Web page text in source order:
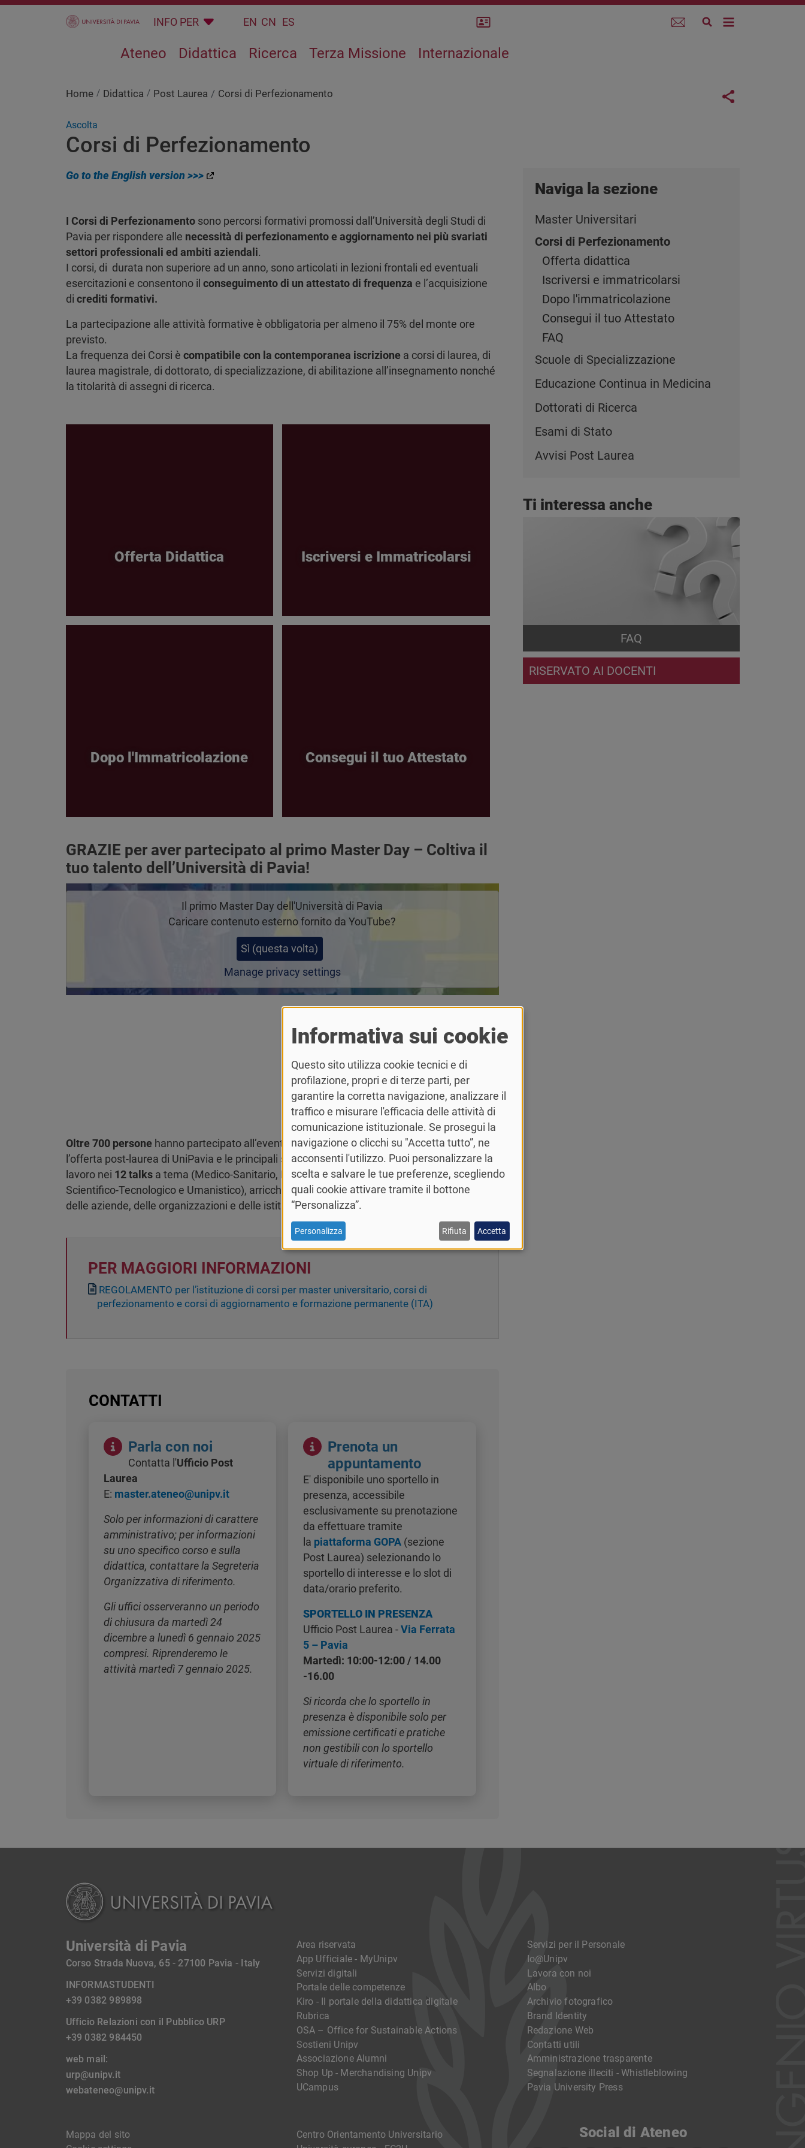
Salta al contenuto principale
INFO PER EN CN ES Webmail
Ateneo Didattica Ricerca Terza Missione Internazionale
Home Didattica Post Laurea Corsi di Perfezionamento Links
Share button
Ascolta
Corsi di Perfezionamento
Go to the English version >>>
I Corsi di Perfezionamento sono percorsi formativi promossi dall’Università degli Studi di
Pavia per rispondere alle necessità di perfezionamento e aggiornamento nei più svariati
settori professionali ed ambiti aziendali.
I corsi, di durata non superiore ad un anno, sono articolati in lezioni frontali ed eventuali
esercitazioni e consentono il conseguimento di un attestato di frequenza e l’acquisizione
di crediti formativi.
La partecipazione alle attività formative è obbligatoria per almeno il 75% del monte ore
previsto.
La frequenza dei Corsi è compatibile con la contemporanea iscrizionea corsi di laurea, di
laurea magistrale, di dottorato, di specializzazione, di abilitazione all’insegnamento nonché
la titolarità di assegni di ricerca.
Offerta Didattica Iscriversi e Immatricolarsi
Dopo l'Immatricolazione Consegui il tuo Attestato
GRAZIE per aver partecipato al primo Master Day – Coltiva il
tuo talento dell’Università di Pavia!
Il primo Master Day dell'Università di Pavia
Caricare contenuto esterno fornito daYouTube?
Sì (questa volta)
Manage privacy settings
Oltre 700 personehanno partecipato all’evento in plenaria in Aula Magna, approfondito
l’offerta post-laurea di UniPavia e le principali sfide della conoscenza e del mercato del
lavoro nei 12 talksa tema (Medico-Sanitario, Farmaceutico, Economico-Sociale-Giuridico,
Scientifico-Tecnologico e Umanistico), arricchiti dalle testimonianze di53 ospitidal mondo
delle aziende, delle organizzazioni e delle istituzioni.
PER MAGGIORI INFORMAZIONI
Documento
REGOLAMENTO per l’istituzione di corsi per master universitario, corsi di
perfezionamento e corsi di aggiornamento e formazione permanente (ITA)
CONTATTI
ImmagineParla con noi
Contatta l'Ufficio Post
Laurea
E: master.ateneo@unipv.it
Solo per informazioni di carattere
amministrativo; per informazioni
su uno specifico corso e sulla
didattica, contattare la Segreteria
Organizzativa di riferimento.
Gli uffici osserveranno un periodo
di chiusura da martedì 24
dicembre a lunedì 6 gennaio 2025
compresi. Riprenderemo le
attività martedì 7 gennaio 2025.
ImmaginePrenota un
appuntamento
E' disponibile uno sportello in
presenza, accessibile
esclusivamente su prenotazione
da effettuare tramite
la piattaforma GOPA (sezione
Post Laurea) selezionando lo
sportello di interesse e lo slot di
data/orario preferito.
SPORTELLO IN PRESENZA
Ufficio Post Laurea -Via Ferrata
5 – Pavia
Martedì: 10:00-12:00 / 14.00
-16.00
Si ricorda che lo sportello in
presenza è disponibile solo per
emissione certificati e pratiche
non gestibili con lo sportello
virtuale di riferimento.
Naviga la sezione
Master Universitari
Corsi di Perfezionamento
Offerta didattica
Iscriversi e immatricolarsi
Dopo l'immatricolazione
Consegui il tuo Attestato
FAQ
Scuole di Specializzazione
Educazione Continua in Medicina
Dottorati di Ricerca
Esami di Stato
Avvisi Post Laurea
Ti interessa anche
FAQ
RISERVATO AI DOCENTI
Università di Pavia
Corso Strada Nuova, 65 - 27100 Pavia - Italy
INFORMASTUDENTI
+39 0382 989898
Ufficio Relazioni con il Pubblico URP
+39 0382 984450
web mail:
urp@unipv.it
webateneo@unipv.it
Area riservata
App Ufficiale - MyUnipv
Servizi digitali
Portale delle competenze
Kiro - Il portale della didattica digitale
Rubrica
OSA – Office for Sustainable Actions
Sostieni Unipv
Associazione Alumni
Shop Up - Merchandising Unipv
UCampus
Servizi per il Personale
Io@Unipv
Lavora con noi
Albo
Archivio fotografico
Brand Identity
Redazione Web
Contatti utili
Amministrazione trasparente
Segnalazione illeciti - Whistleblowing
Pavia University Press
Social di Ateneo
Centro Orientamento Universitario
Mappa del sito
Informativa sui cookie
Questo sito utilizza cookie tecnici e di
profilazione, propri e di terze parti, per
garantire la corretta navigazione, analizzare il
traffico e misurare l'efficacia delle attività di
comunicazione istituzionale. Se prosegui la
navigazione o clicchi su "Accetta tutto”, ne
acconsenti l'utilizzo. Puoi personalizzare la
scelta e salvare le tue preferenze, scegliendo
quali cookie attivare tramite il bottone
“Personalizza”.
Personalizza Rifiuta Accetta